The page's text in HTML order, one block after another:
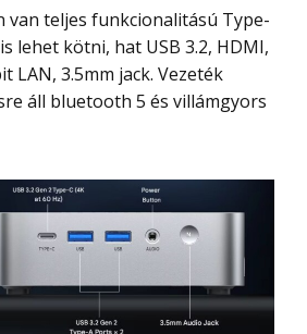
lehet kötni, hat USB 3.2, HDMI,
LAN, 3.5mm jack. Vezeték
áll bluetooth 5 és villámgyors